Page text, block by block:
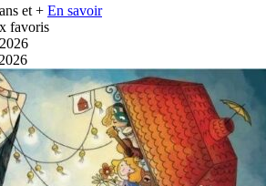
et + En savoir
favoris
2026
2026